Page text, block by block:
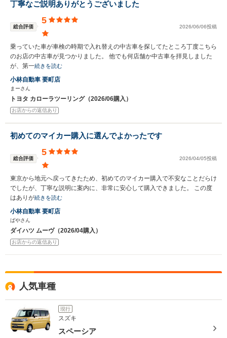
丁寧なご説明ありがとうございました
総合評価
5
2026/06/06投稿
乗っていた車が車検の時期で入れ替えの中古車を探してたところ丁度こちら
のお店の中古車が見つかりました。 他でも何店舗か中古車を拝見しました
が、第一続きを読む
小林自動車 要町店
まーさん
トヨタ カローラツーリング（2026/06購入）
お店からの返信あり
初めてのマイカー購入に選んでよかったです
総合評価
5
2026/04/05投稿
東京から地元へ戻ってきたため、初めてのマイカー購入で不安なことだらけ
でしたが、丁寧な説明に案内に、非常に安心して購入できました。 この度
はありが続きを読む
小林自動車 要町店
ばやさん
ダイハツ ムーヴ（2026/04購入）
お店からの返信あり
人気車種
現行
スズキ
スペーシア